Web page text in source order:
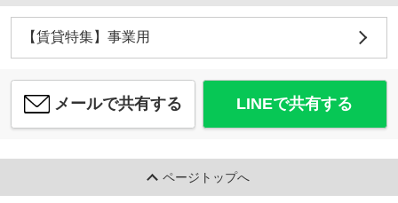
【賃貸特集】事業用
メールで共有する LINEで共有する
ページトップへ